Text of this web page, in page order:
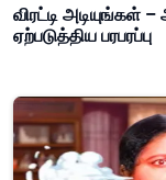
விரட்டி அடியுங்கள்
ஏற்படுத்திய பரபரப்பு